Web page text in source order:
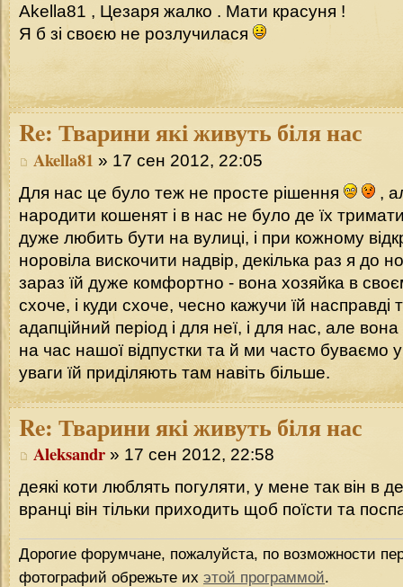
Akella81 , Цезаря жалко . Мати красуня !
Я б зі своєю не розлучилася
Re: Тварини які живуть біля нас
Akella81 » 17 сен 2012, 22:05
Для нас це було теж не просте рішення
,
народити кошенят і в нас не було де їх
дуже любить бути на вулиці, і при кожному
норовіла вискочити надвір, декілька раз я до
зараз їй дуже комфортно - вона хозяйка в
схоче, і куди схоче, чесно кажучи їй
адапційний період і для неї, і для нас, але
на час нашої відпустки та й ми часто буваємо у
уваги їй приділяють там навіть більше.
Re: Тварини які живуть біля нас
Aleksandr » 17 сен 2012, 22:58
деякі коти люблять погуляти, у мене так він в
вранці він тільки приходить щоб поїсти та
Дорогие форумчане, пожалуйста, по возможности
фотографий обрежьте их этой программой.